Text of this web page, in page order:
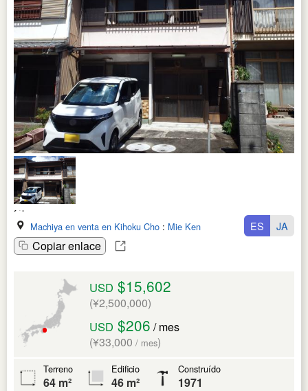
Machiya en venta en Kihoku Cho : Mie Ken
Copiar enlace
ES JA
USD $15,602
(¥2,500,000)
USD $206 / mes
(¥33,000 / mes)
Terreno
64 m²
Edificio
46 m²
Construído
1971